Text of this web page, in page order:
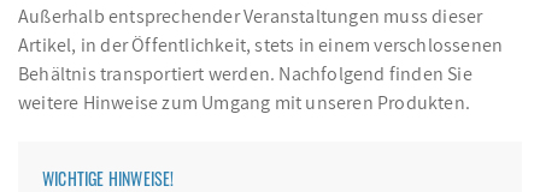
Außerhalb entsprechender Veranstaltungen muss dieser
Artikel, in der Öffentlichkeit, stets in einem verschlossenen
Behältnis transportiert werden. Nachfolgend finden Sie
weitere Hinweise zum Umgang mit unseren Produkten.
WICHTIGE HINWEISE!